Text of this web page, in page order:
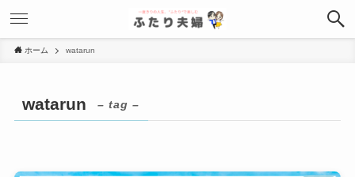
ホーム watarun
watarun – tag –